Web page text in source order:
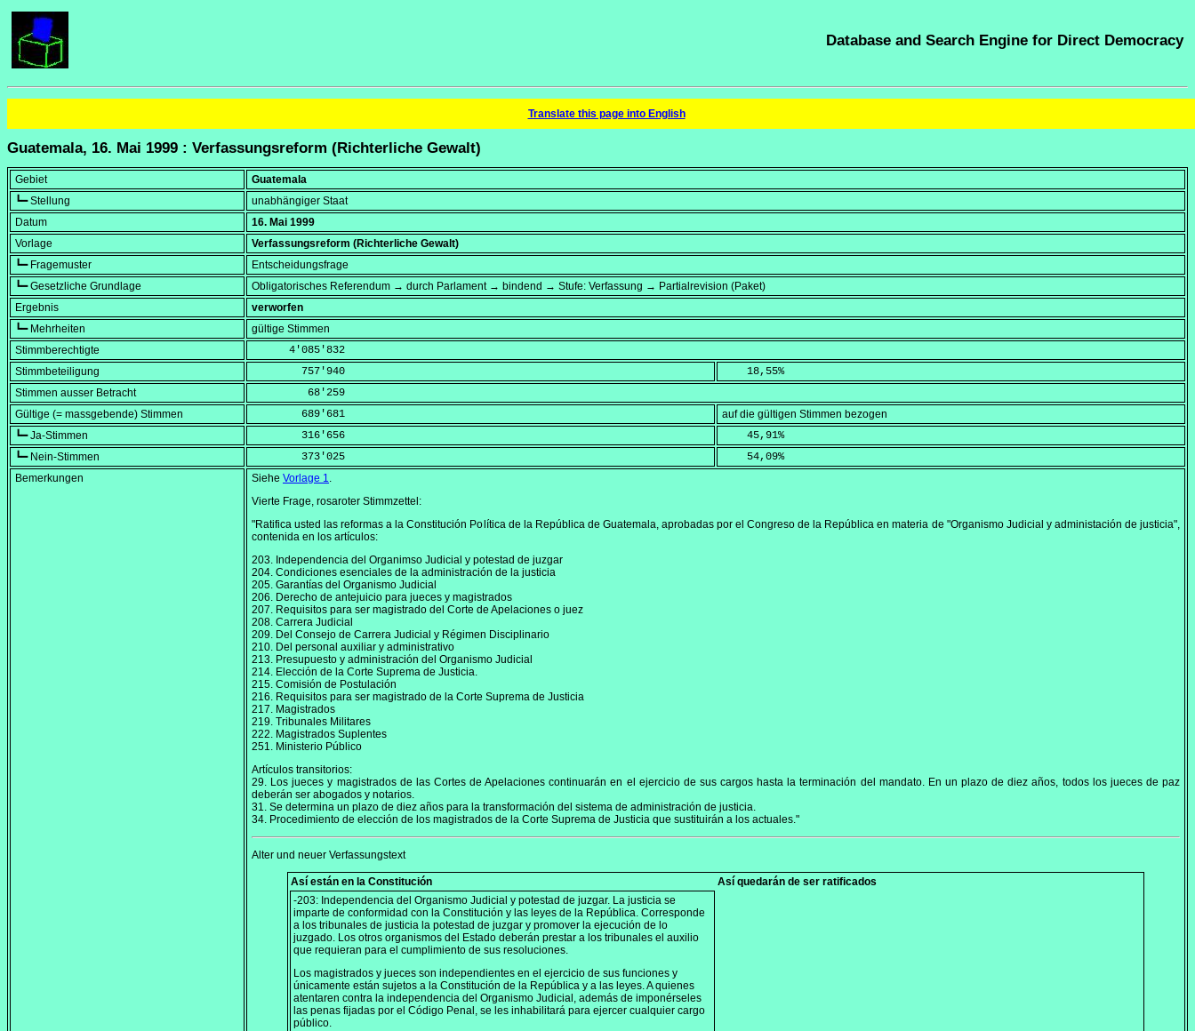
Database and Search Engine for Direct Democracy
Translate this page into English
Guatemala, 16. Mai 1999 : Verfassungsreform (Richterliche Gewalt)
Gebiet
Guatemala
┗━ Stellung
unabhängiger Staat
Datum
16. Mai 1999
Vorlage
Verfassungsreform (Richterliche Gewalt)
┗━ Fragemuster
Entscheidungsfrage
┗━ Gesetzliche Grundlage
Obligatorisches Referendum → durch Parlament → bindend → Stufe: Verfassung → Partialrevision (Paket)
Ergebnis
verworfen
┗━ Mehrheiten
gültige Stimmen
Stimmberechtigte
      4'085'832
Stimmbeteiligung
        757'940
    18,55
%
Stimmen ausser Betracht
         68'259
Gültige (= massgebende) Stimmen
        689'681
auf die gültigen Stimmen bezogen
┗━ Ja-Stimmen
        316'656
    45,91
%
┗━ Nein-Stimmen
        373'025
    54,09
%
Bemerkungen
Siehe Vorlage 1.
Vierte Frage, rosaroter Stimmzettel:
"Ratifica usted las reformas a la Constitución Política de la República de Guatemala, aprobadas por el Congreso de la República en materia de "Organismo Judicial y administación de justicia",
contenida en los artículos:
203. Independencia del Organimso Judicial y potestad de juzgar
204. Condiciones esenciales de la administración de la justicia
205. Garantías del Organismo Judicial
206. Derecho de antejuicio para jueces y magistrados
207. Requisitos para ser magistrado del Corte de Apelaciones o juez
208. Carrera Judicial
209. Del Consejo de Carrera Judicial y Régimen Disciplinario
210. Del personal auxiliar y administrativo
213. Presupuesto y administración del Organismo Judicial
214. Elección de la Corte Suprema de Justicia.
215. Comisión de Postulación
216. Requisitos para ser magistrado de la Corte Suprema de Justicia
217. Magistrados
219. Tribunales Militares
222. Magistrados Suplentes
251. Ministerio Público
Artículos transitorios:
29. Los jueces y magistrados de las Cortes de Apelaciones continuarán en el ejercicio de sus cargos hasta la terminación del mandato. En un plazo de diez años, todos los jueces de paz
deberán ser abogados y notarios.
31. Se determina un plazo de diez años para la transformación del sistema de administración de justicia.
34. Procedimiento de elección de los magistrados de la Corte Suprema de Justicia que sustituirán a los actuales."
Alter und neuer Verfassungstext
Así están en la Constitución
Así quedarán de ser ratificados
-203: Independencia del Organismo Judicial y potestad de juzgar. La justicia se
imparte de conformidad con la Constitución y las leyes de la República. Corresponde
a los tribunales de justicia la potestad de juzgar y promover la ejecución de lo
juzgado. Los otros organismos del Estado deberán prestar a los tribunales el auxilio
que requieran para el cumplimiento de sus resoluciones.
Los magistrados y jueces son independientes en el ejercicio de sus funciones y
únicamente están sujetos a la Constitución de la República y a las leyes. A quienes
atentaren contra la independencia del Organismo Judicial, además de imponérseles
las penas fijadas por el Código Penal, se les inhabilitará para ejercer cualquier cargo
público.